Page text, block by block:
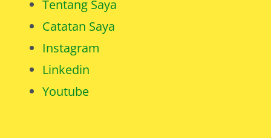
Tentang Saya
Catatan Saya
Instagram
Linkedin
Youtube